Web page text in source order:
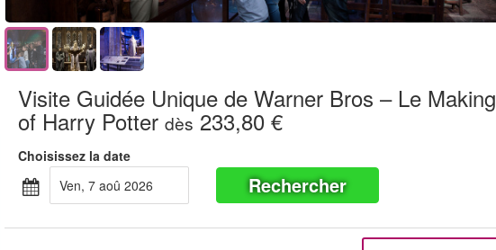
Visite Guidée Unique de Warner Bros – Le Making
of Harry Potter dès 233,80 €
Choisissez la date
ven, 7 aoû 2026
Rechercher